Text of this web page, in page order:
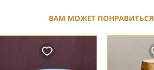
ВАМ МОЖЕТ ПОНРАВИТЬСЯ